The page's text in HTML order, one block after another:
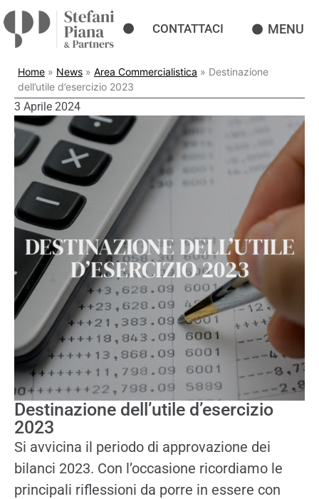
MENU
CONTATTACI
Home » News » Area Commercialistica » Destinazione
dell’utile d’esercizio 2023
3 Aprile 2024
DESTINAZIONE DELL’UTILE
D’ESERCIZIO 2023
Destinazione dell’utile d’esercizio
2023
Si avvicina il periodo di approvazione dei
bilanci 2023. Con l’occasione ricordiamo le
principali riflessioni da porre in essere con